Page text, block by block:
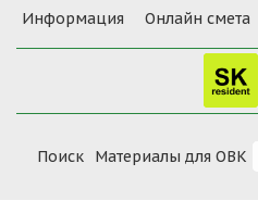
Информация Онлайн смета
Поиск Материалы для ОВК